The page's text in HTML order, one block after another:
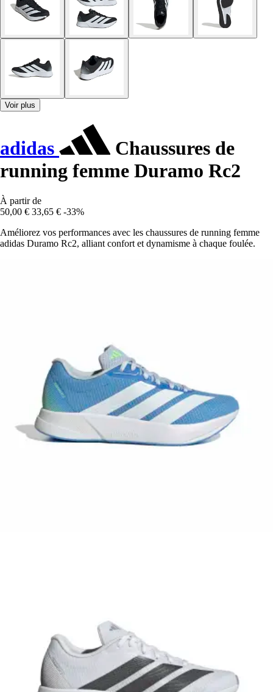
Voir plus
adidas
Chaussures de
running femme Duramo Rc2
À partir de
50,00 € 33,65 € -33%
Améliorez vos performances avec les chaussures de running femme
adidas Duramo Rc2, alliant confort et dynamisme à chaque foulée.